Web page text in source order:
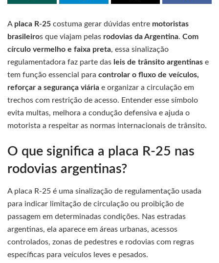
A placa R-25 costuma gerar dúvidas entre motoristas
brasileiros que viajam pelas rodovias da Argentina. Com
círculo vermelho e faixa preta, essa sinalização
regulamentadora faz parte das leis de trânsito argentinas e
tem função essencial para controlar o fluxo de veículos,
reforçar a segurança viária e organizar a circulação em
trechos com restrição de acesso. Entender esse símbolo
evita multas, melhora a condução defensiva e ajuda o
motorista a respeitar as normas internacionais de trânsito.
O que significa a placa R-25 nas
rodovias argentinas?
A placa R-25 é uma sinalização de regulamentação usada
para indicar limitação de circulação ou proibição de
passagem em determinadas condições. Nas estradas
argentinas, ela aparece em áreas urbanas, acessos
controlados, zonas de pedestres e rodovias com regras
específicas para veículos leves e pesados.